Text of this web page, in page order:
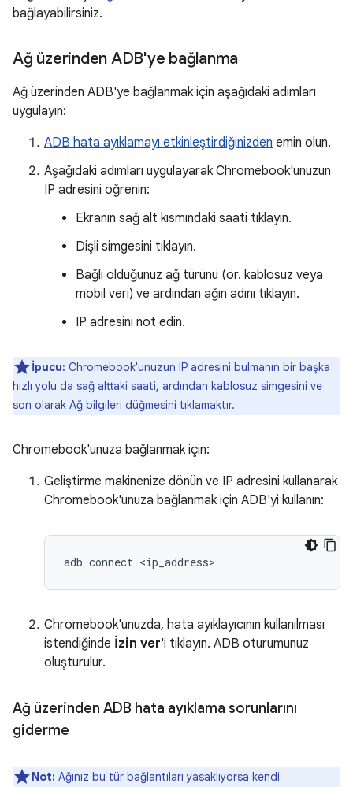
bağlayabilirsiniz.
Ağ üzerinden ADB'ye bağlanma
Ağ üzerinden ADB'ye bağlanmak için aşağıdaki adımları
uygulayın:
ADB hata ayıklamayı etkinleştirdiğinizden emin olun.
Aşağıdaki adımları uygulayarak Chromebook'unuzun
IP adresini öğrenin:
Ekranın sağ alt kısmındaki saati tıklayın.
Dişli simgesini tıklayın.
Bağlı olduğunuz ağ türünü (ör. kablosuz veya
mobil veri) ve ardından ağın adını tıklayın.
IP adresini not edin.
İpucu: Chromebook'unuzun IP adresini bulmanın bir başka
hızlı yolu da sağ alttaki saati, ardından kablosuz simgesini ve
son olarak Ağ bilgileri düğmesini tıklamaktır.
Chromebook'unuza bağlanmak için:
Geliştirme makinenize dönün ve IP adresini kullanarak
Chromebook'unuza bağlanmak için ADB'yi kullanın:
adb connect <ip_address
Chromebook'unuzda, hata ayıklayıcının kullanılması
istendiğinde İzin ver'i tıklayın. ADB oturumunuz
oluşturulur.
Ağ üzerinden ADB hata ayıklama sorunlarını
giderme
Not: Ağınız bu tür bağlantıları yasaklıyorsa kendi